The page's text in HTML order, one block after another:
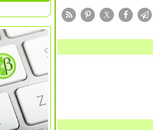
X